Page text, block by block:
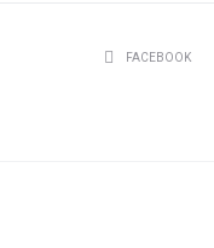
SHAREFACEBOOK